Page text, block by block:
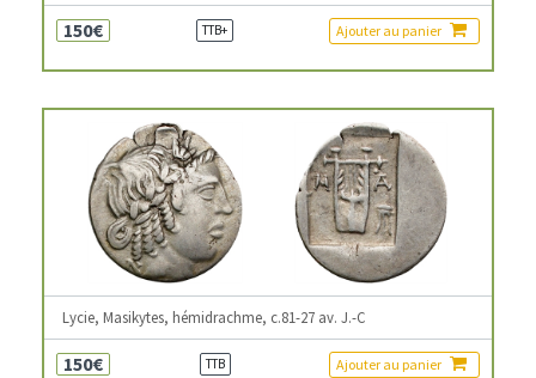
150€ TTB+ Ajouter au panier
Lycie, Masikytes, hémidrachme, c.81-27 av. J.-C
150€ TTB Ajouter au panier